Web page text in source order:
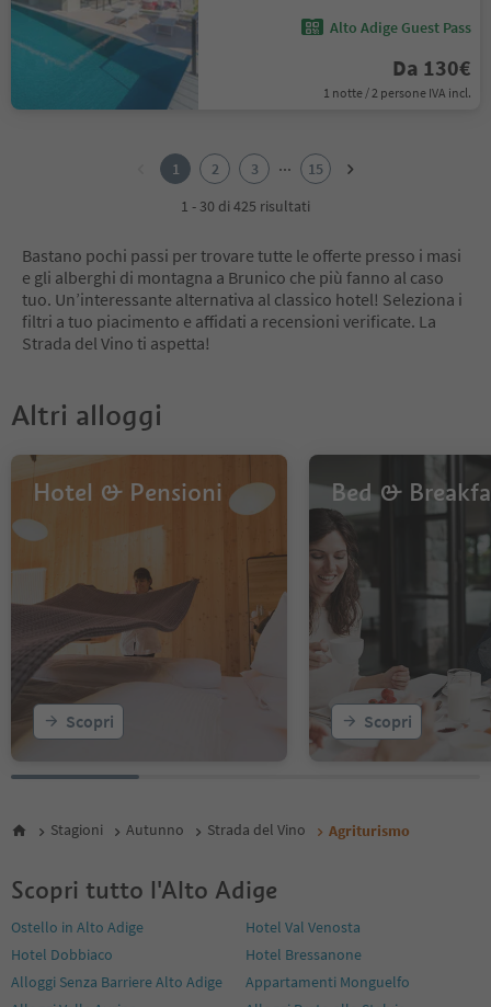
Alto Adige Guest Pass
Da 130€
1 notte / 2 persone IVA incl.
10
11
13
14
1 2 3 ...
15
1 - 30 di 425 risultati
Bastano pochi passi per trovare tutte le offerte presso i masi
e gli alberghi di montagna a Brunico che più fanno al caso
tuo. Un’interessante alternativa al classico hotel! Seleziona i
filtri a tuo piacimento e affidati a recensioni verificate. La
Strada del Vino ti aspetta!
Altri alloggi
Hotel & Pensioni
Scopri
Bed &
Scopri
Stagioni Autunno Strada del Vino Agriturismo
Scopri tutto l'Alto Adige
Ostello in Alto Adige
Hotel Val Venosta
Hotel Dobbiaco
Hotel Bressanone
Alloggi Senza Barriere Alto Adige
Appartamenti Monguelfo